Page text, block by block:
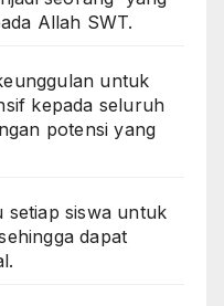
Allah SWT.
untuk
kepada seluruh
potensi yang
setiap siswa untuk
dapat